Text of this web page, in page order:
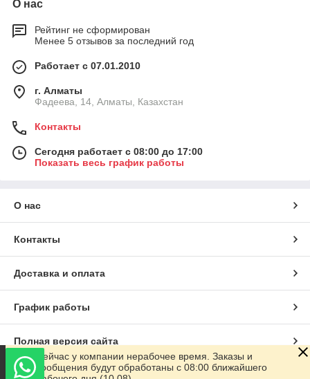
О нас
Рейтинг не сформирован
Менее 5 отзывов за последний год
Работает с 07.01.2010
г. Алматы
Фадеева, 14, Алматы, Казахстан
Контакты
Сегодня работает с 08:00 до 17:00
Показать весь график работы
О нас
Контакты
Доставка и оплата
График работы
Полная версия сайта
Сайт создан на маркетплейсе
Сейчас у компании нерабочее время. Заказы и
сообщения будут обработаны с 08:00 ближайшего